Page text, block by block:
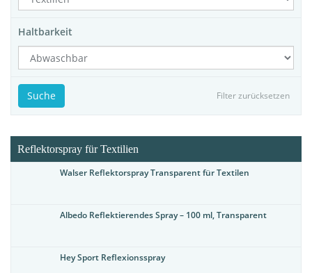
Haltbarkeit
Filter zurücksetzen
Suche
Reflektorspray für Textilien
Walser Reflektorspray Transparent für Textilen
Albedo Reflektierendes Spray – 100 ml, Transparent
Hey Sport Reflexionsspray